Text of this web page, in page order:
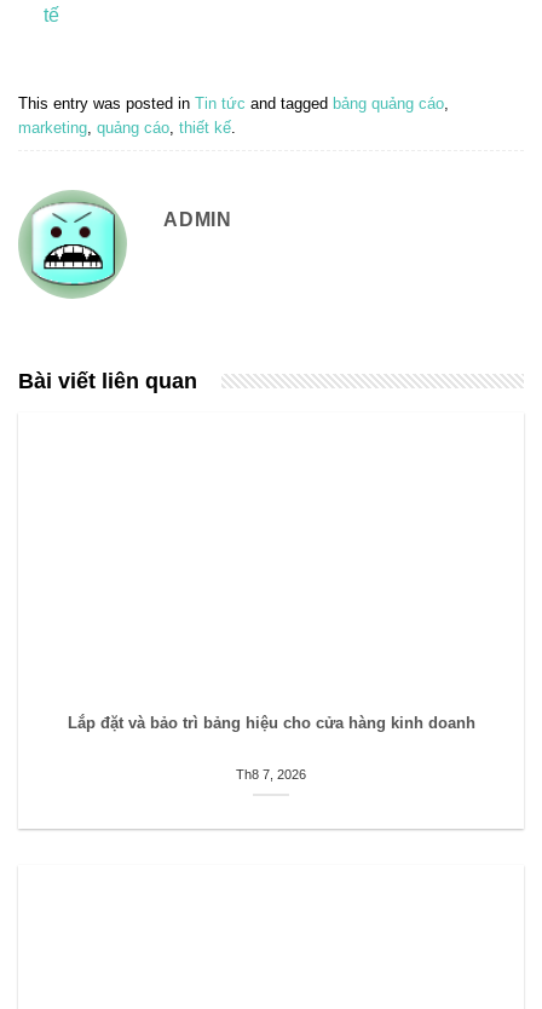
tế
This entry was posted in Tin tức and tagged bảng quảng cáo,
marketing, quảng cáo, thiết kế.
ADMIN
Bài viết liên quan
Lắp đặt và bảo trì bảng hiệu cho cửa hàng kinh doanh
Th8 7, 2026